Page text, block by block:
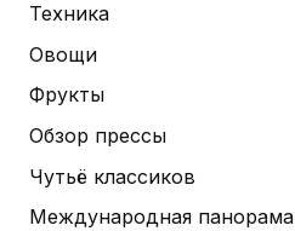
Техника
Овощи
Фрукты
Обзор прессы
Чутьё классиков
Международная панорама